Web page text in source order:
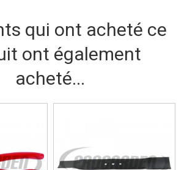
qui ont acheté ce
ont également
acheté...